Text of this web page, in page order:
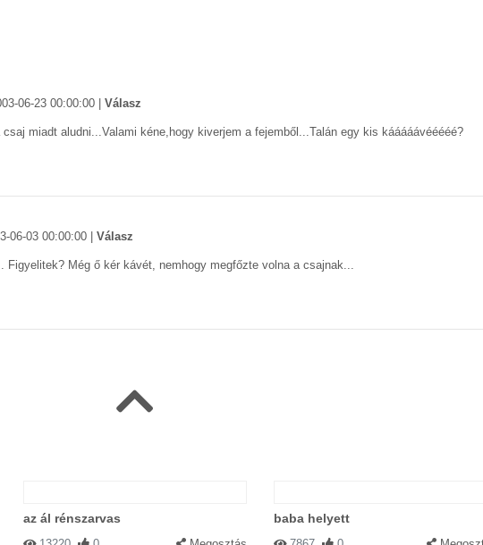
06-23 00:00:00 Válasz
csaj miadt aludni...Valami kéne,hogy kiverjem a fejemből...Talán egy kis kááááávééééé?
06-03 00:00:00 Válasz
Figyelitek? Még ő kér kávét, nemhogy megfőzte volna a csajnak...
az ál rénszarvas baba helyett